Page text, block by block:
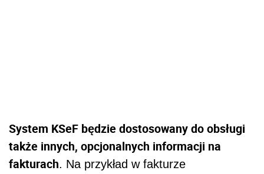
System KSeF będzie dostosowany do obsługi
także innych, opcjonalnych informacji na
fakturach. Na przykład w fakturze